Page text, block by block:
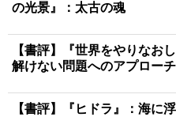
の光景』：太古の魂
【書評】『世界をやりなお
解けない問題へのアプローチ
【書評】『ヒドラ』：海に